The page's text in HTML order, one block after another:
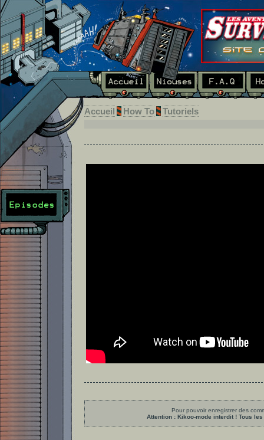
Accueil How To Tutoriels
Pour pouvoir enregistrer des
Attention : Kikoo-mode interdit ! Tous